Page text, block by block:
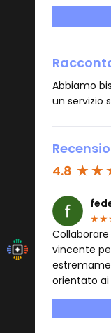
Abbiamo
un servizio
4.8
★★
vincente
orientato ai